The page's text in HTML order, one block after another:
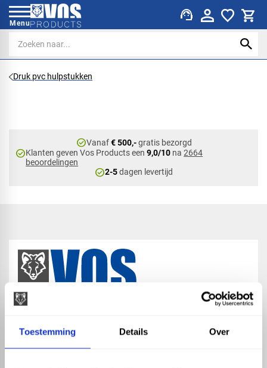
Toestemming Details Over
Menu support_agent
Druk pvc hulpstukken
check_circleVanaf€ 500,-gratis bezorgd
check_circleKlanten geven Vos Products een9,0/10 na2664
beoordelingen
check_circle2-5dagen levertijd
phone_enabled +31 416 75 02 55
mail info@vosproducts.nl